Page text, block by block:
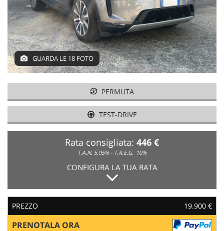
GUARDA LE 18 FOTO
PERMUTA
TEST-DRIVE
Rata consigliata: 446 €
T.A.N. 5,95% - T.A.E.G. 10%
CONFIGURA LA TUA RATA
PREZZO 19.900 €
PRENOTALA ORA